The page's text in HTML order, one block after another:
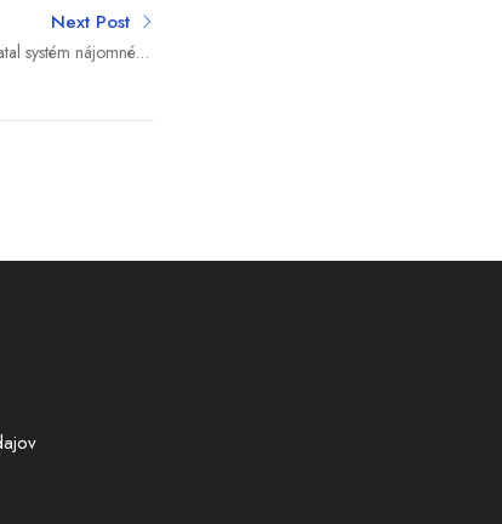
Next Post
systém nájomného